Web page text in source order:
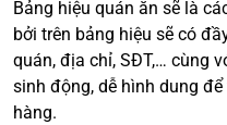
Bảng hiệu quán ăn sẽ là
bởi trên bảng hiệu sẽ có
quán, địa chỉ, SĐT,… cùng
sinh động, dễ hình dung
hàng.